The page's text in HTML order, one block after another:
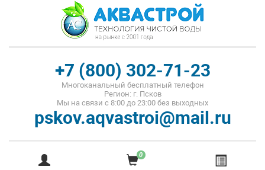
+7 (800) 302-71-23
Многоканальный бесплатный телефон
Регион: г. Псков
Мы на связи с 8:00 до 23:00 без выходных
pskov.aqvastroi@mail.ru
0